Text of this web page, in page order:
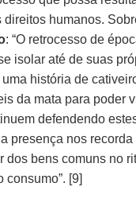
direitos humanos.
: “O retrocesso de
isolar até de suas
história de
da mata para poder
defendendo
presença nos recorda
dos bens comuns no
consumo”. [9]